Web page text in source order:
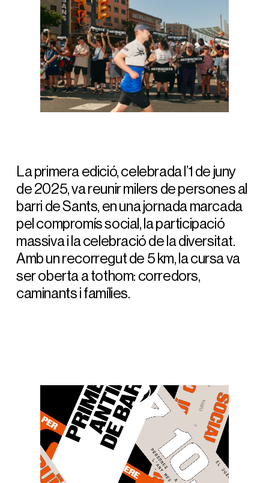
La primera edició, celebrada l’1 de juny
de 2025, va reunir milers de persones al
barri de Sants, en una jornada marcada
pel compromís social, la participació
massiva i la celebració de la diversitat.
Amb un recorregut de 5 km, la cursa va
ser oberta a tothom: corredors,
caminants i famílies.